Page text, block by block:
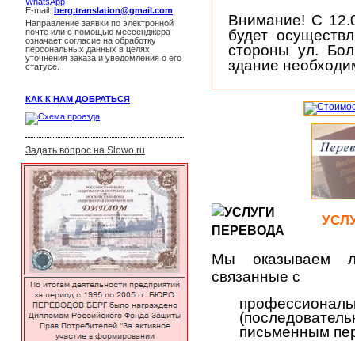
Внимание! С
будет
стороны ул.
здание
Мы оказываем
связанные с
письменным
E-mail: berg.translation@gmail.com
Направление заявки по электронной
почте или с помощью мессенджера
означает согласие на обработку
персональных данных в целях
уточнения заказа и уведомления о его
статусе.
КАК К НАМ ДОБРАТЬСЯ
Задать вопрос на Slowo.ru